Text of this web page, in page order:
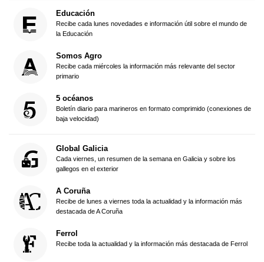
Educación
Recibe cada lunes novedades e información útil sobre el mundo de
la Educación
Somos Agro
Recibe cada miércoles la información más relevante del sector
primario
5 océanos
Boletín diario para marineros en formato comprimido (conexiones de
baja velocidad)
Global Galicia
Cada viernes, un resumen de la semana en Galicia y sobre los
gallegos en el exterior
A Coruña
Recibe de lunes a viernes toda la actualidad y la información más
destacada de A Coruña
Ferrol
Recibe toda la actualidad y la información más destacada de Ferrol